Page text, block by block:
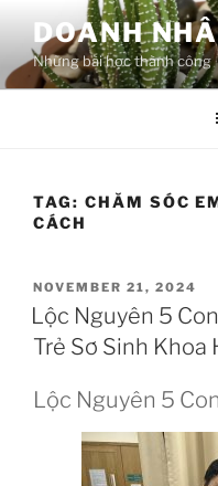
content
DOANH
Những bài học thành công
TAG: CHĂM SÓC
CÁCH
POSTED
ON
NOVEMBER 21, 2024
Lộc Nguyên 5
Trẻ Sơ Sinh Khoa
Lộc Nguyên 5